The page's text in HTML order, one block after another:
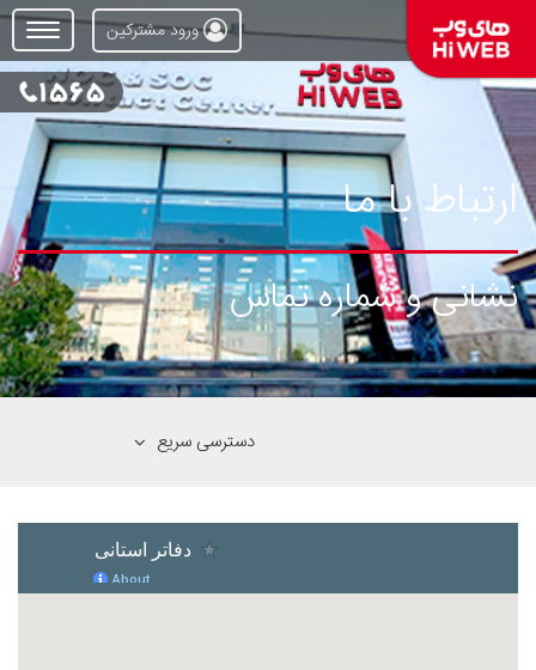
Open
Menu
ورود مشترکین
ارتباط با ما
نشانی و شماره تماس
دسترسی سریع